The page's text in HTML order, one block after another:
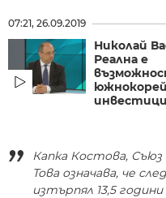
07:21, 26.09.2019
Николай
Реална е
Капка Костова,
Това означава, че
изтърпял 13,5